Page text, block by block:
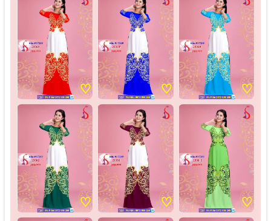
♡ ♡ ♡
♡ ♡ ♡